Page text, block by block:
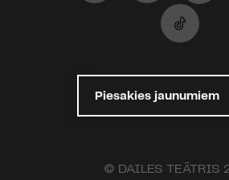
Piesakies jaunumiem
© DAILES TEĀTRIS